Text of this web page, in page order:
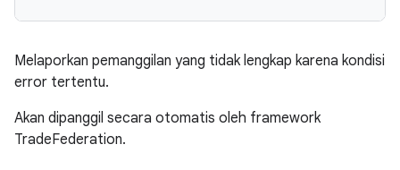
Melaporkan pemanggilan yang tidak lengkap karena kondisi
error tertentu.
Akan dipanggil secara otomatis oleh framework
TradeFederation.